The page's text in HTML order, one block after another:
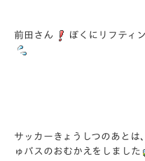
前田さん ぼくにリフティ
サッカーきょうしつのあと
ゅバスのおむかえをしました